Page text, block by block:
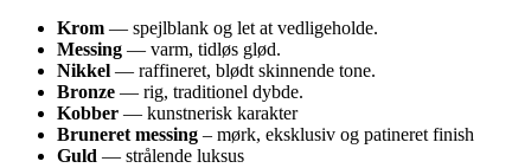
Krom — spejlblank og let at vedligeholde.
Messing — varm, tidløs glød.
Nikkel — raffineret, blødt skinnende tone.
Bronze — rig, traditionel dybde.
Kobber — kunstnerisk karakter
Bruneret messing – mørk, eksklusiv og patineret finish
Guld — strålende luksus